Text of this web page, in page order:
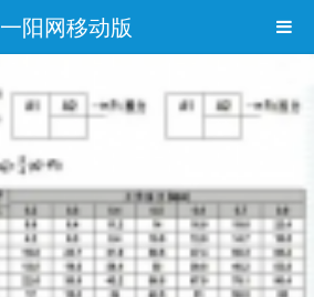
一阳网移动版